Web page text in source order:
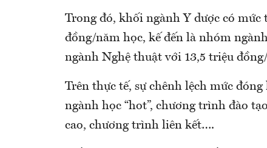
Trong đó, khối ngành Y dược có
đồng/năm học, kế đến là nhóm
ngành Nghệ thuật với 13,5 triệu
Trên thực tế, sự chênh lệch mức
ngành học “hot”, chương trình đào
cao, chương trình liên kết….